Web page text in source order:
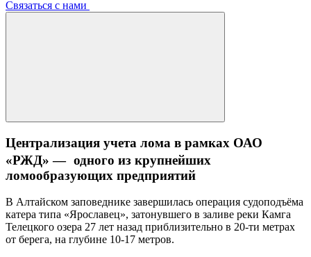
Связаться с нами
Централизация учета лома в рамках ОАО
«РЖД» — одного из крупнейших
ломообразующих предприятий
В Алтайском заповеднике завершилась операция судоподъёма
катера типа «Ярославец», затонувшего в заливе реки Камга
Телецкого озера 27 лет назад приблизительно в 20-ти метрах
от берега, на глубине 10-17 метров.